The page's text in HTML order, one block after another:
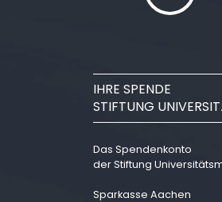
IHRE SPENDE
STIFTUNG
Das Spendenkonto
der Stiftung
Sparkasse Aachen